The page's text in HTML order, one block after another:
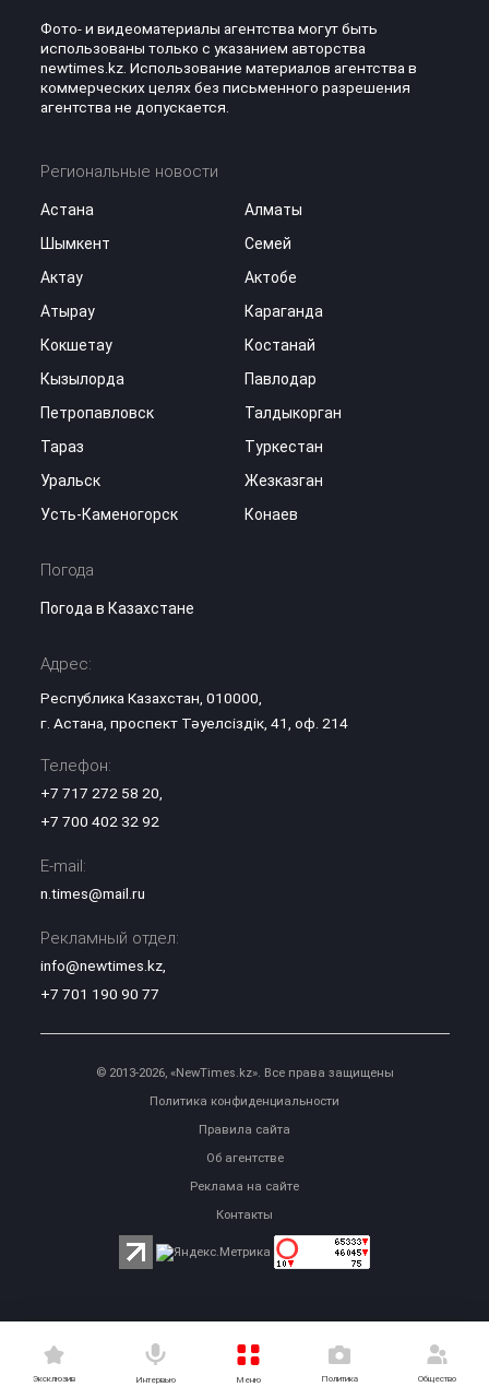
Эксклюзив Интервью Меню Политика Общество
Фото- и видеоматериалы агентства могут быть
использованы только с указанием авторства
newtimes.kz. Использование материалов агентства в
коммерческих целях без письменного разрешения
агентства не допускается.
Региональные новости
Астана
Алматы
Шымкент
Семей
Актау
Актобе
Атырау
Караганда
Кокшетау
Костанай
Кызылорда
Павлодар
Петропавловск
Талдыкорган
Тараз
Туркестан
Уральск
Жезказган
Усть-Каменогорск
Конаев
Погода
Погода в Казахстане
Адрес:
Республика Казахстан, 010000,
г. Астана, проспект Тәуелсіздік, 41, оф. 214
Телефон:
+7 717 272 58 20
+7 700 402 32 92
E-mail:
n.times@mail.ru
Рекламный отдел:
info@newtimes.kz,
+7 701 190 90 77
© 2013-2026, «NewTimes.kz». Все права защищены
Политика конфиденциальности
Правила сайта
Об агентстве
Реклама на сайте
Контакты